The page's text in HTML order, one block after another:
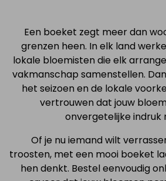
Een boeket zegt meer dan
grenzen heen. In elk land
lokale bloemisten die elk
vakmanschap samenstellen.
het seizoen en de lokale
vertrouwen dat jouw
onvergetelijke indruk
Of je nu iemand wilt
troosten, met een mooi boeket
hen denkt. Bestel eenvoudig